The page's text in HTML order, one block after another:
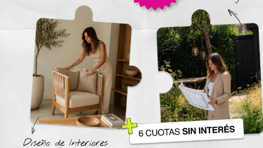
Clase 7
Materiales